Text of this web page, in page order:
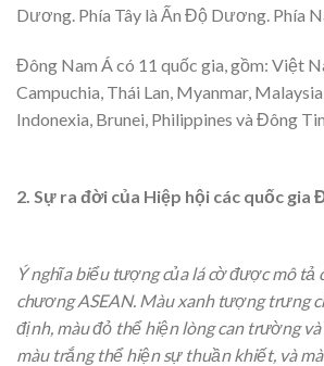
Dương. Phía Tây là Ấn Độ Dương. Phía
Đông Nam Á có 11 quốc gia, gồm: Việt
Campuchia, Thái Lan, Myanmar,
Indonexia, Brunei, Philippines và Đông
2. Sự ra đời của Hiệp hội các quốc gia
Ý nghĩa biểu tượng của lá cờ được mô
chương ASEAN. Màu xanh tượng trưng
định, màu đỏ thể hiện lòng can trường
màu trắng thểhiện sự thuần khiết, và